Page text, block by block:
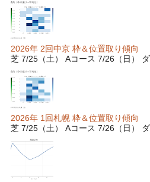
2026年 2回中京 枠＆位置取り傾向
芝 7/25（土） Aコース 7/26（日）
2026年 1回札幌 枠＆位置取り傾向
芝 7/25（土） Aコース 7/26（日）